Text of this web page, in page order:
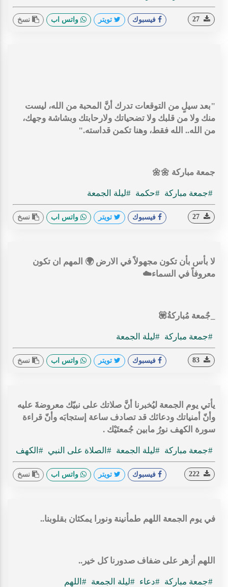
فيسبوك تويتر واتس اب نسخ
"بعد سيلٍ من التوقعات تدرك أنَّ المحبة من الله، ليست
منك ولا من قلبك ولا تضحياتك ولارحابتك وبشاشة وجهك،
من الله.. الله فقط، وهنا تكمن قداسته."
جمعة مباركة 🌼🌼
#جمعة مباركة #حكمة #ليلة الجمعة
فيسبوك تويتر واتس اب نسخ
لا بأس بأن تكون مجهولاً في الارض 🌍 المهم ان تكون
معروفاً في السماء☁️
_جٌمعة مُباركةُ💟
#جمعة مباركة #ليلة الجمعة
فيسبوك تويتر واتس اب نسخ
‏يأتي يوم الجمعة ليُخبرنا أنَّ صلاتك على نبيّك معروضةََ عليه
وأنّ أمنياتك ودعائك قد تصادف ساعة إستجابَه وأنّ قراءة
سورة الكهف نورُ مابين جُمعتَيْك .
#جمعة مباركة #ليلة الجمعة #الصلاة على النبي #الكهف
فيسبوك تويتر واتس اب نسخ
‏في يوم الجمعة اللهم طمأنينة ونورا يمكثان بقلوبنا..
اللهم أزهر على ضفاف صدورنا كل خير..
#جمعة مباركة #دعاء #ليلة الجمعة #اللهم